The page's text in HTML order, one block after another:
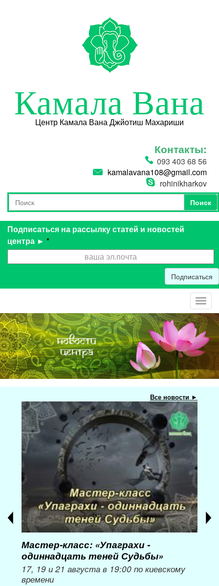
Камала Вана
Центр Камала Вана Джйотиш Махариши
Контакты:
093 403 68 56
kamalavana108@gmail.com
rohinikharkov
Форма поиска
Поиск
Поиск
Подписаться на рассылку статей и новостей
центра ► *
Подписаться
Все новости ►
Мастер-класс: «Упаграхи -
одиннадцать теней Судьбы»
17, 19 и 21 августа в 19:00 по киевскому
времени